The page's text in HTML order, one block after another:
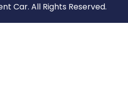
Car. All Rights Reserved.